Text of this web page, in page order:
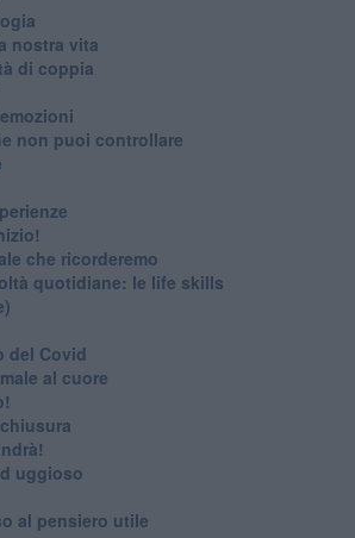
nostra vita
di coppia
non puoi controllare
che ricorderemo
quotidiane: le life skills
del Covid
al cuore
uggioso
al pensiero utile